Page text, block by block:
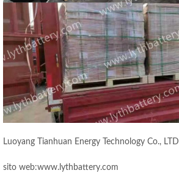
Luoyang Tianhuan Energy Technology Co., LTD
sito web:www.lythbattery.com